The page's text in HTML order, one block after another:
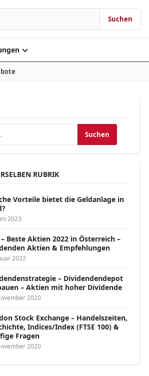
Suchen
RUBRIK
Vorteile bietet die Geldanlage in
2023
– Beste Aktien 2022 in Österreich –
Aktien & Empfehlungen
2022
– Dividendendepot
– Aktien mit hoher Dividende
2020
Stock Exchange – Handelszeiten,
Indices/Index (FTSE 100) &
Fragen
2020